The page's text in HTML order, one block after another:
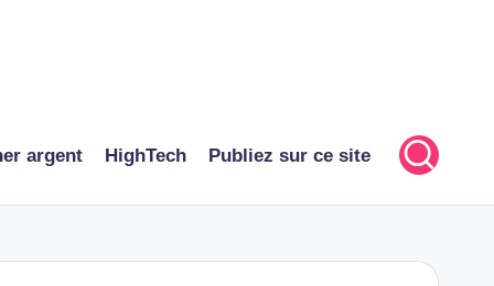
argent HighTech Publiez sur ce site